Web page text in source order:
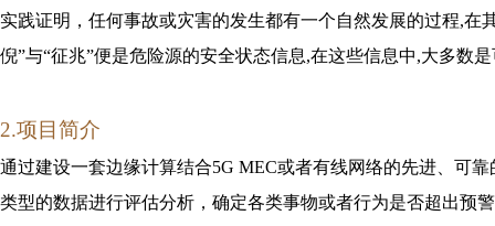
实践证明，任何事故或灾害的发生都有一个自然发展的过程,在
倪”与“征兆”便是危险源的安全状态信息,在这些信息中,大多数
2.项目简介
通过建设一套边缘计算结合5G MEC或者有线网络的先进、可
类型的数据进行评估分析，确定各类事物或者行为是否超出预